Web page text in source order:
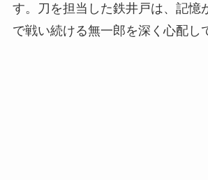
す。刀を担当した鉄井戸は、記憶
で戦い続ける無一郎を深く心配し